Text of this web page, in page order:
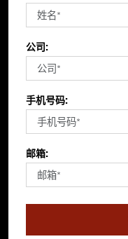
公司:
手机号码:
邮箱: